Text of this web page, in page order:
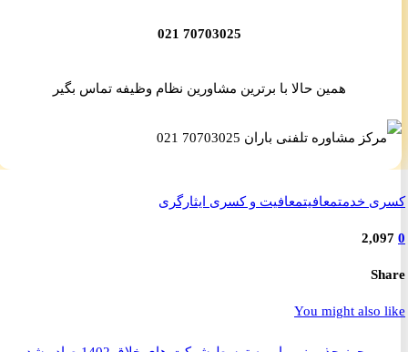
70703025 021
همین حالا با برترین مشاورین نظام وظیفه تماس بگیر
خدمتمعافیتمعافیت و کسری ایثارگری
You might